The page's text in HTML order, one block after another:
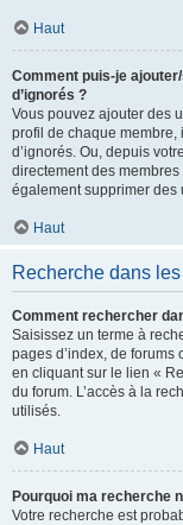
Haut
Comment puis-je
d’ignorés ?
Vous pouvez ajouter des
profil de chaque membre,
d’ignorés. Ou, depuis
directement des
également supprimer des
Haut
Recherche dans
Comment rechercher
Saisissez un terme à
pages d’index, de
en cliquant sur le lien «
du forum. L’accès à la
utilisés.
Haut
Pourquoi ma recherche
Votre recherche est